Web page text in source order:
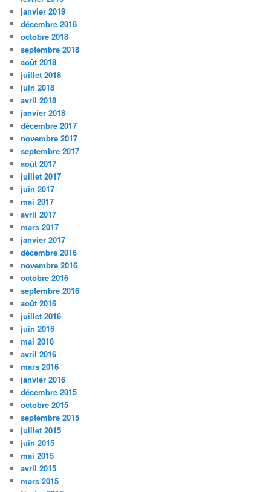
janvier 2019
décembre 2018
octobre 2018
septembre 2018
août 2018
juillet 2018
juin 2018
avril 2018
janvier 2018
décembre 2017
novembre 2017
septembre 2017
août 2017
juillet 2017
juin 2017
mai 2017
avril 2017
mars 2017
janvier 2017
décembre 2016
novembre 2016
octobre 2016
septembre 2016
août 2016
juillet 2016
juin 2016
mai 2016
avril 2016
mars 2016
janvier 2016
décembre 2015
octobre 2015
septembre 2015
juillet 2015
juin 2015
mai 2015
avril 2015
mars 2015